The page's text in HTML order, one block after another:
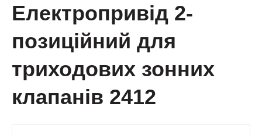
Електропривід 2-
позиційний для
триходових зонних
клапанів 2412